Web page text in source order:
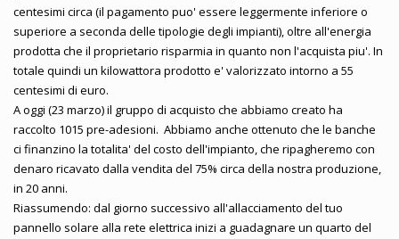
centesimi circa (il pagamento puo' essere leggermente inferiore o
superiore a seconda delle tipologie degli impianti), oltre all'energia
prodotta che il proprietario risparmia in quanto non l'acquista piu'. In
totale quindi un kilowattora prodotto e' valorizzato intorno a 55
centesimi di euro.
A oggi (23 marzo) il gruppo di acquisto che abbiamo creato ha
raccolto 1015 pre-adesioni. Abbiamo anche ottenuto che le banche
ci finanzino la totalita' del costo dell'impianto, che ripagheremo con
denaro ricavato dalla vendita del 75% circa della nostra produzione,
in 20 anni.
Riassumendo: dal giorno successivo all'allacciamento del tuo
pannello solare alla rete elettrica inizi a guadagnare un quarto del